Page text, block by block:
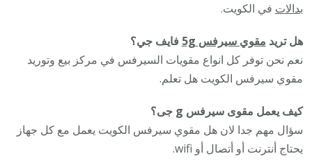
بدالات في الكويت.
هل تريد مقوي سيرفس 5g
فايف جي؟
نعم نحن توفر كل انواع مقويات السيرفس في مركز بيع وتوريد
مقوي سيرفس الكويت هل تعلم.
كيف يعمل مقوى سيرفس g جى؟
سؤال مهم جدا لان هل مقوي سيرفس الكويت يعمل مع كل جهاز
يحتاج أنترنت أو أتصال أو wifi.